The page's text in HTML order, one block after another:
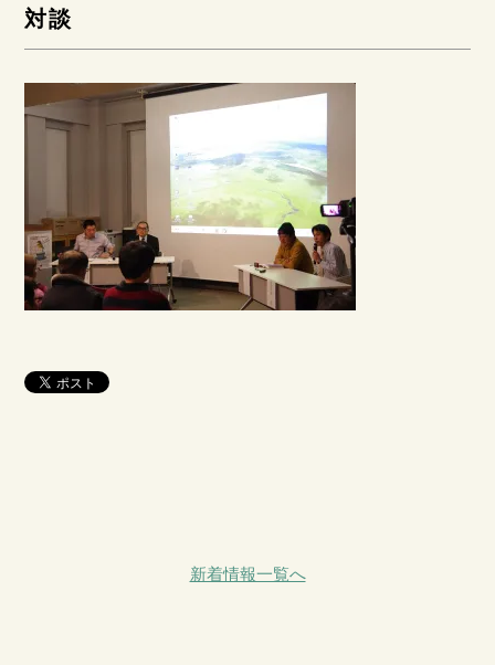
対談
新着情報一覧へ